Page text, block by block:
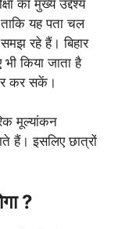
का मुख्य उद्देश्य
यह पता चल
रहे हैं। बिहार
भी किया जाता है
कर सकें।
मूल्यांकन
हैं। इसलिए छात्रों
?